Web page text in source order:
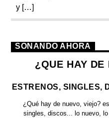
y […]
SONANDO AHORA
¿QUE HAY DE
ESTRENOS, SINGLES,
¿Qué hay de nuevo, viejo?es
singles, discos... lo nuevo,